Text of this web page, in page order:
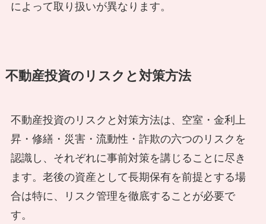
によって取り扱いが異なります。
不動産投資のリスクと対策方法
不動産投資のリスクと対策方法は、空室・金利上
昇・修繕・災害・流動性・詐欺の六つのリスクを
認識し、それぞれに事前対策を講じることに尽き
ます。老後の資産として長期保有を前提とする場
合は特に、リスク管理を徹底することが必要で
す。